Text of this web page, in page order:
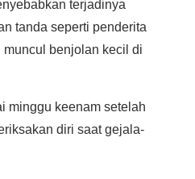
terjadinya
tanda seperti penderita
muncul benjolan kecil di
minggu keenam setelah
diri saat gejala-